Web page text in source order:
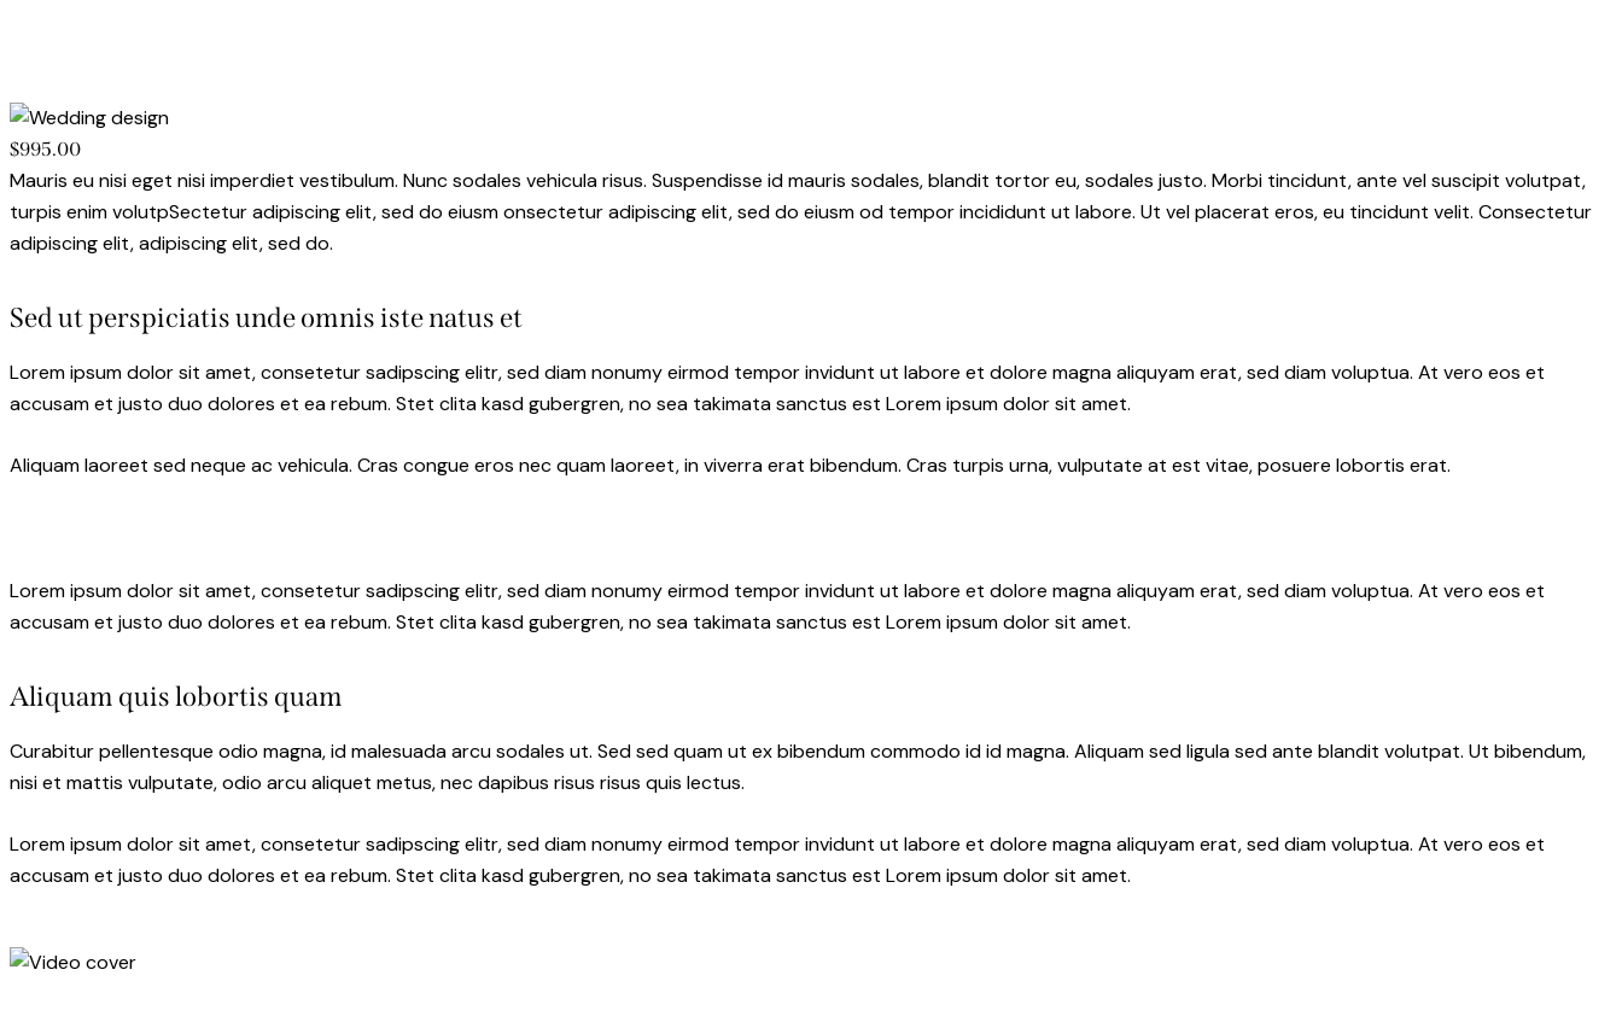
$995.00
Mauris eu nisi eget nisi imperdiet vestibulum. Nunc sodales vehicula risus. Suspendisse id mauris sodales, blandit tortor eu, sodales justo. Morbi tincidunt, ante vel suscipit volutpat,
turpis enim volutpSectetur adipiscing elit, sed do eiusm onsectetur adipiscing elit, sed do eiusm od tempor incididunt ut labore. Ut vel placerat eros, eu tincidunt velit. Consectetur
adipiscing elit, adipiscing elit, sed do.
Sed ut perspiciatis unde omnis iste natus et
Lorem ipsum dolor sit amet, consetetur sadipscing elitr, sed diam nonumy eirmod tempor invidunt ut labore et dolore magna aliquyam erat, sed diam voluptua. At vero eos et
accusam et justo duo dolores et ea rebum. Stet clita kasd gubergren, no sea takimata sanctus est Lorem ipsum dolor sit amet.
Aliquam laoreet sed neque ac vehicula. Cras congue eros nec quam laoreet, in viverra erat bibendum. Cras turpis urna, vulputate at est vitae, posuere lobortis erat.
Lorem ipsum dolor sit amet, consetetur sadipscing elitr, sed diam nonumy eirmod tempor invidunt ut labore et dolore magna aliquyam erat, sed diam voluptua. At vero eos et
accusam et justo duo dolores et ea rebum. Stet clita kasd gubergren, no sea takimata sanctus est Lorem ipsum dolor sit amet.
Aliquam quis lobortis quam
Curabitur pellentesque odio magna, id malesuada arcu sodales ut. Sed sed quam ut ex bibendum commodo id id magna. Aliquam sed ligula sed ante blandit volutpat. Ut bibendum,
nisi et mattis vulputate, odio arcu aliquet metus, nec dapibus risus risus quis lectus.
Lorem ipsum dolor sit amet, consetetur sadipscing elitr, sed diam nonumy eirmod tempor invidunt ut labore et dolore magna aliquyam erat, sed diam voluptua. At vero eos et
accusam et justo duo dolores et ea rebum. Stet clita kasd gubergren, no sea takimata sanctus est Lorem ipsum dolor sit amet.